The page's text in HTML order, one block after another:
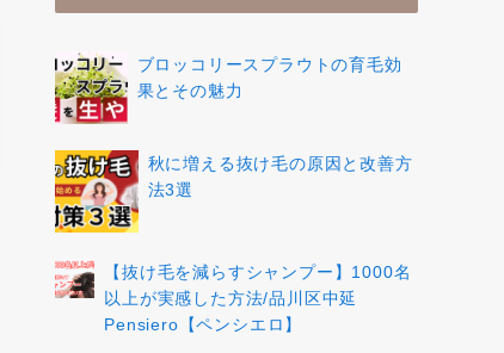
ブロッコリースプラウトの育毛効
果とその魅力
秋に増える抜け毛の原因と改善方
法3選
【抜け毛を減らすシャンプー】1000名
以上が実感した方法/品川区中延
Pensiero【ペンシエロ】